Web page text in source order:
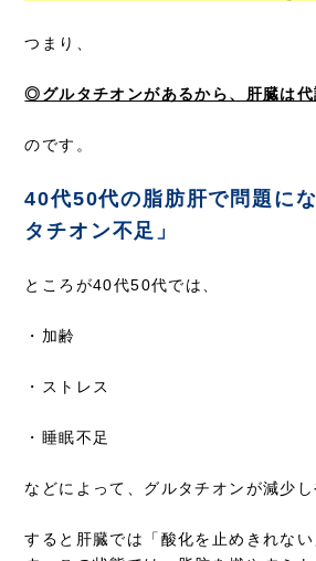
つまり、
◎グルタチオンがあるから、肝臓は代
のです。
40代50代の脂肪肝で問題に
タチオン不足」
ところが40代50代では、
・加齢
・ストレス
・睡眠不足
などによって、グルタチオンが減少し
すると肝臓では「酸化を止めきれな